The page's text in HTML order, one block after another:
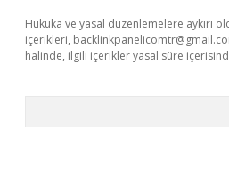
Hukuka ve yasal düzenlemelere aykırı
içerikleri,
halinde, ilgili içerikler yasal süre